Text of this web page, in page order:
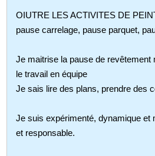
OIUTRE LES ACTIVITES DE
pause carrelage, pause parquet,
Je maitrise la pause de revêtement
le travail en équipe
Je sais lire des plans, prendre des
Je suis expérimenté, dynamique et
et responsable.